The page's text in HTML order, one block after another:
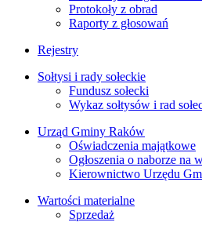
Protokoły z obrad
Raporty z głosowań
Rejestry
Sołtysi i rady sołeckie
Fundusz sołecki
Wykaz sołtysów i rad
Urząd Gminy Raków
Oświadczenia majątkowe
Ogłoszenia o naborze na
Kierownictwo Urzędu
Wartości materialne
Sprzedaż